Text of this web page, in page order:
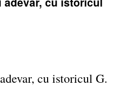
cu istoricul G.